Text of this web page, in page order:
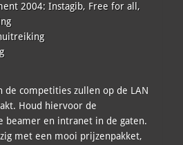
2004: Instagib, Free for all,
de competities zullen op de LAN
Houd hiervoor de
beamer en intranet in de gaten.
met een mooi prijzenpakket,